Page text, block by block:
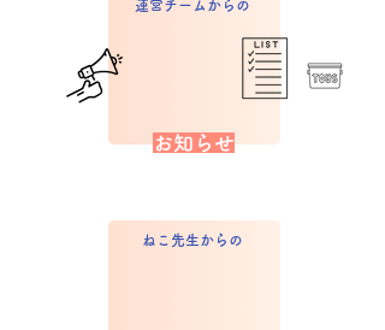
運営チームからの
お知らせ
ねこ先生からの